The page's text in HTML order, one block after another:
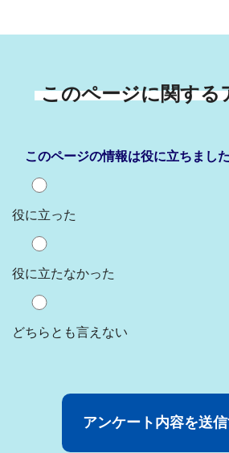
このページに関する
このページの情報は役に立ちまし
役に立った
役に立たなかった
どちらとも言えない